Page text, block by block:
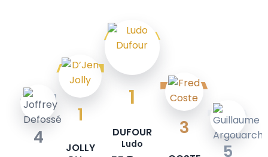
1
DUFOUR
Ludo
1
JOLLY
3
4
5